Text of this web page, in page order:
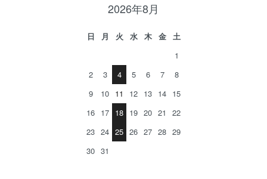
2026年8月
日 月 火 水 木 金
土
1
2
3 4 5 6 7
8
9
10 11 12 13 14 15
16 17 18 19 20 21
22
23 24 25 26 27 28 29
30 31